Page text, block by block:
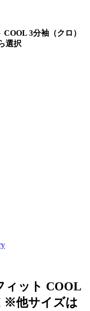
COOL 3分袖（クロ）
選択
ィット COOL
※他サイズは